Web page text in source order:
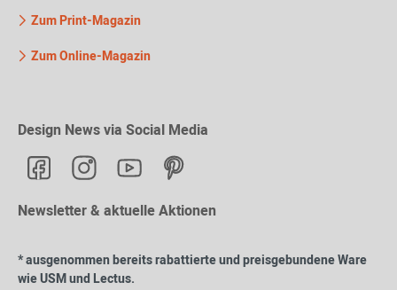
Zum Print-Magazin
Zum Online-Magazin
Design News via Social Media
Newsletter & aktuelle Aktionen
* ausgenommen bereits rabattierte und preisgebundene Ware
wie USM und Lectus.